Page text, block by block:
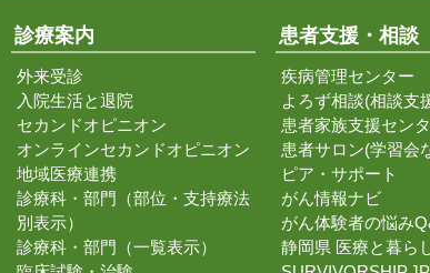
診療案内
外来受診
入院生活と退院
セカンドオピニオン
オンラインセカンドオピニオン
地域医療連携
診療科・部門（部位・支持療法
別表示）
診療科・部門（一覧表示）
患者支援・相談
疾病管理センター
よろず相談(相談支
患者家族支援セン
患者サロン(学習会
ピア・サポート
がん情報ナビ
がん体験者の悩み
静岡県 医療と暮ら